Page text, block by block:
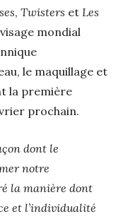
, Twisters et Les
mondial
le maquillage et
la première
prochain.
dont le
notre
la manière dont
et l’individualité